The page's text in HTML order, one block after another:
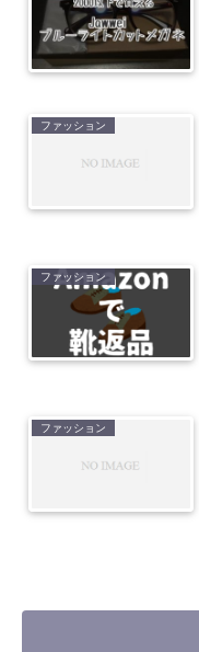
ファッション
ファッション
ファッション